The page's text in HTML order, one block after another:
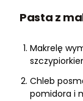
Pasta z
Makrelę
Chleb
pomidora i